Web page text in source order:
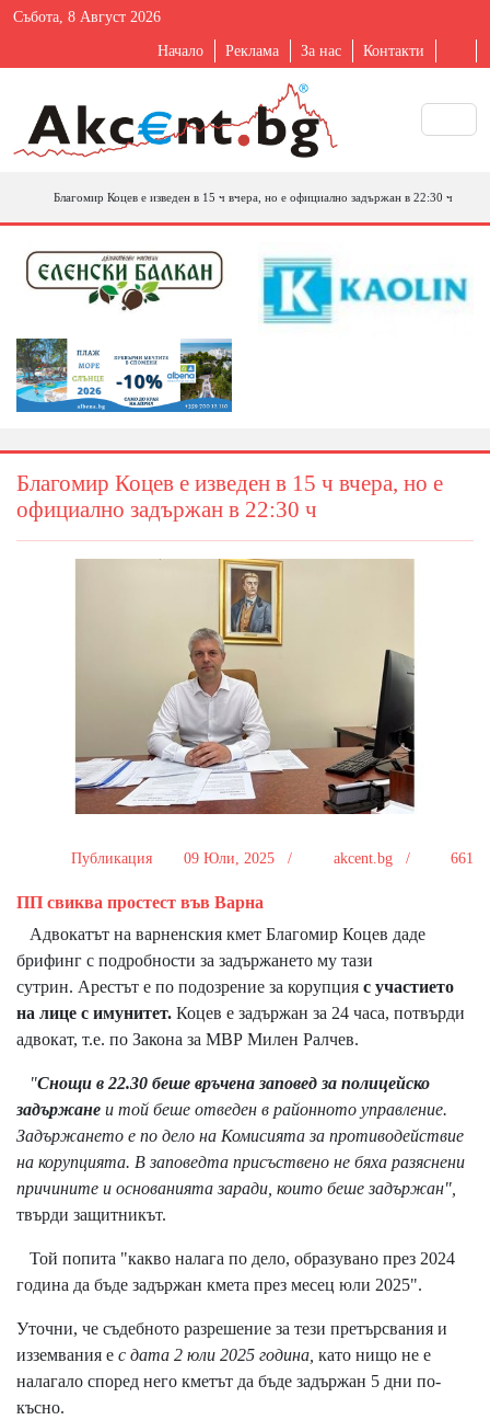
Събота, 8 Август 2026
Начало Реклама За нас Контакти
Благомир Коцев е изведен в 15 ч вчера, но е официално задържан в 22:30 ч
Благомир Коцев е изведен в 15 ч вчера, но е
официално задържан в 22:30 ч
Публикация 09 Юли, 2025 / akcent.bg / 661
ПП свиква простест във Варна
Адвокатът на варненския кмет Благомир Коцев даде
брифинг с подробности за задържането му тази
сутрин. Арестът е по подозрение за корупция с участието
на лице с имунитет. Коцев е задържан за 24 часа, потвърди
адвокат, т.е. по Закона за МВР Милен Ралчев.
"Снощи в 22.30 беше връчена заповед за полицейско
задържане и той беше отведен в районното управление.
Задържането е по дело на Комисията за противодействие
на корупцията. В заповедта присъствено не бяха разяснени
причините и основанията заради, които беше задържан",
твърди защитникът.
Той попита "какво налага по дело, образувано през 2024
година да бъде задържан кмета през месец юли 2025".
Уточни, че съдебното разрешение за тези претърсвания и
изземвания е с дата 2 юли 2025 година, като нищо не е
налагало според него кметът да бъде задържан 5 дни по-
късно.